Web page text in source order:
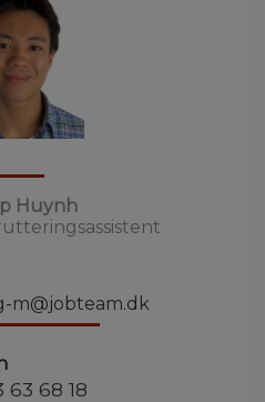
Huynh
m@jobteam.dk
63 68 18